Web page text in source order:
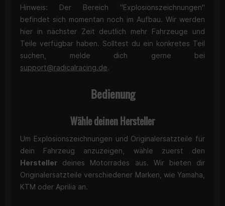
Hinweis: Der Bereich "Explosionszeichnungen"
befindet sich momentan noch im Aufbau. Wir werden
hier in nächster Zeit deutlich mehr Fahrzeuge und
Teile verfügbar haben. Solltest du ein konkretes Teil
suchen, melde dich gerne bei
support@radicalracing.de.
Bedienung
Wähle deinen Hersteller
Um Explosionszeichnungen und Originalersatzteile für
dein Fahrzeug anzuzeigen, wähle zuerst den
Hersteller deines Motorrades aus. Wir bieten dir
Originalersatzteile verschiedener Marken, wie Yamaha,
KTM oder Aprilia an.